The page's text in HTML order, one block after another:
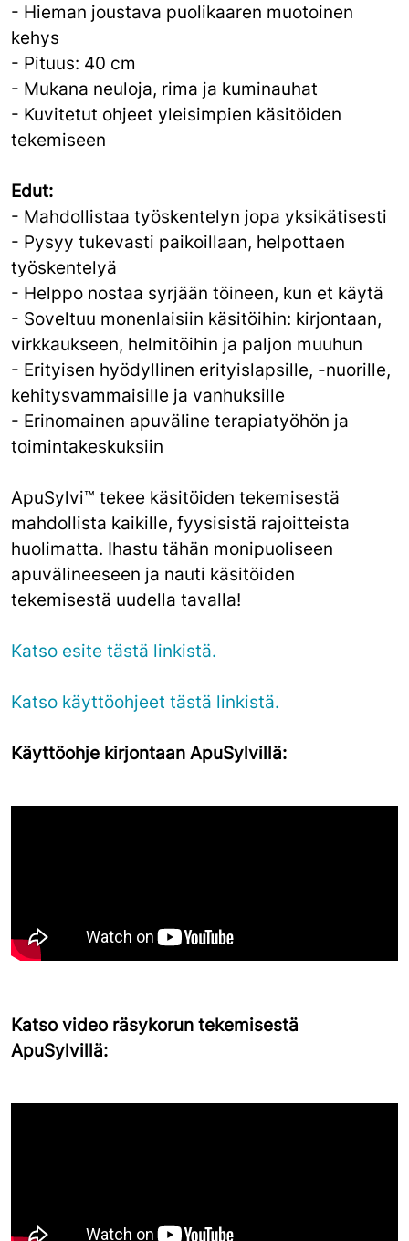
- Hieman joustava puolikaaren muotoinen
kehys
- Pituus: 40 cm
- Mukana neuloja, rima ja kuminauhat
- Kuvitetut ohjeet yleisimpien käsitöiden
tekemiseen
Edut:
- Mahdollistaa työskentelyn jopa yksikätisesti
- Pysyy tukevasti paikoillaan, helpottaen
työskentelyä
- Helppo nostaa syrjään töineen, kun et käytä
- Soveltuu monenlaisiin käsitöihin: kirjontaan,
virkkaukseen, helmitöihin ja paljon muuhun
- Erityisen hyödyllinen erityislapsille, -nuorille,
kehitysvammaisille ja vanhuksille
- Erinomainen apuväline terapiatyöhön ja
toimintakeskuksiin
ApuSylvi™ tekee käsitöiden tekemisestä
mahdollista kaikille, fyysisistä rajoitteista
huolimatta. Ihastu tähän monipuoliseen
apuvälineeseen ja nauti käsitöiden
tekemisestä uudella tavalla!
Katso esite tästä linkistä.
Katso käyttöohjeet tästä linkistä.
Käyttöohje kirjontaan ApuSylvillä:
Katso video räsykorun tekemisestä
ApuSylvillä: